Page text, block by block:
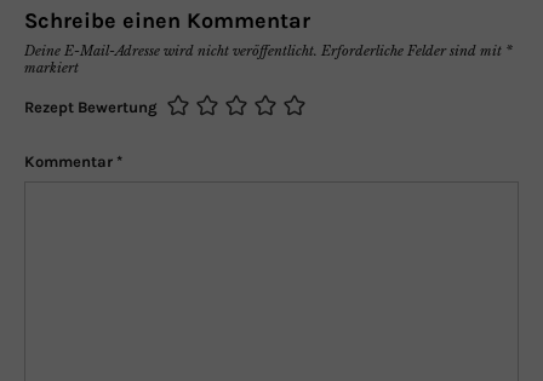
Schreibe einen Kommentar
Deine E-Mail-Adresse wird nicht veröffentlicht. Erforderliche Felder sind mit *
markiert
Rezept Bewertung
Kommentar *